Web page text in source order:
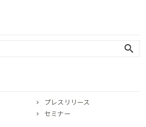
search
プレスリリース
セミナー